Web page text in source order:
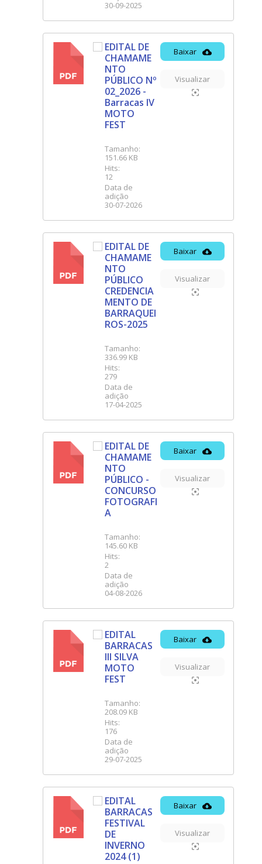
30-09-2025
EDITAL DE
CHAMAME
NTO
PÚBLICO Nº
02_2026 -
Barracas IV
MOTO
FEST
Tamanho:
151.66 KB
Hits:
12
Data de
adição
30-07-2026
Baixar
Visualizar
EDITAL DE
CHAMAME
NTO
PÚBLICO
CREDENCIA
MENTO DE
BARRAQUEI
ROS-2025
Tamanho:
336.99 KB
Hits:
279
Data de
adição
17-04-2025
Baixar
Visualizar
EDITAL DE
CHAMAME
NTO
PÚBLICO -
CONCURSO
FOTOGRAFI
A
Tamanho:
145.60 KB
Hits:
2
Data de
adição
04-08-2026
Baixar
Visualizar
EDITAL
BARRACAS
III SILVA
MOTO
FEST
Tamanho:
208.09 KB
Hits:
176
Data de
adição
29-07-2025
Baixar
Visualizar
EDITAL
BARRACAS
FESTIVAL
DE
INVERNO
2024 (1)
Baixar
Visualizar